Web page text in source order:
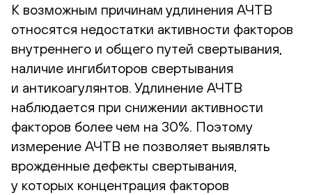
К возможным причинам удлинения АЧТВ
относятся недостатки активности факторов
внутреннего и общего путей свертывания,
наличие ингибиторов свертывания
и антикоагулянтов. Удлинение АЧТВ
наблюдается при снижении активности
факторов более чем на 30%. Поэтому
измерение АЧТВ не позволяет выявлять
врожденные дефекты свертывания,
у которых концентрация факторов